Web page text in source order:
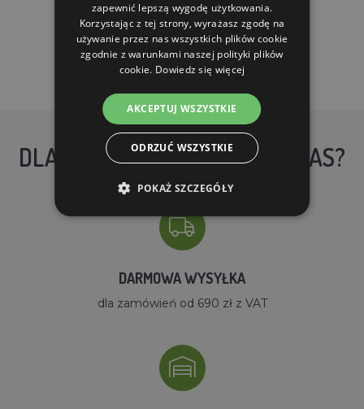
DO KOSZYKA
DLACZEGO WARTO KUPIĆ U NAS?
DARMOWA WYSYŁKA
dla zamówień od 690 zł z VAT
zapewnić lepszą wygodę użytkowania.
Korzystając z tej strony, wyrażasz zgodę na
używanie przez nas wszystkich plików cookie
zgodnie z warunkami naszej polityki plików
cookie. Dowiedz się więcej
AKCEPTUJ WSZYSTKIE
ODRZUĆ WSZYSTKIE
POKAŻ SZCZEGÓŁY